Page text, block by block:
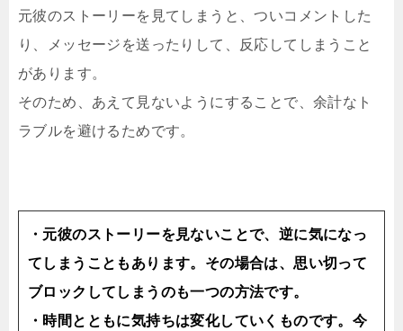
元彼のストーリーを見てしまうと、ついコメントした
り、メッセージを送ったりして、反応してしまうこと
があります。
そのため、あえて見ないようにすることで、余計なト
ラブルを避けるためです。
・元彼のストーリーを見ないことで、逆に気になっ
てしまうこともあります。その場合は、思い切って
ブロックしてしまうのも一つの方法です。
・時間とともに気持ちは変化していくものです。今